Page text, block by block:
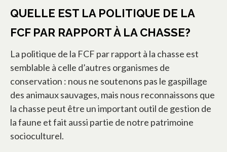
QUELLE EST LA POLITIQUE DE LA
FCF PAR RAPPORT À LA CHASSE?
La politique de la FCF par rapport à la chasse est
semblable à celle d’autres organismes de
conservation : nous ne soutenons pas le gaspillage
des animaux sauvages, mais nous reconnaissons que
la chasse peut être un important outil de gestion de
la faune et fait aussi partie de notre patrimoine
socioculturel.